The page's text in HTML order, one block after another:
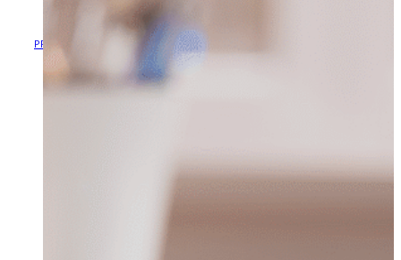
PRADŽIA NAUJIENOS /
ĮMONIŲ DARBUOTOJŲ SVEIKATOS